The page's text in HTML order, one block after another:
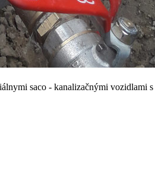
saco - kanalizačnými vozidlami s